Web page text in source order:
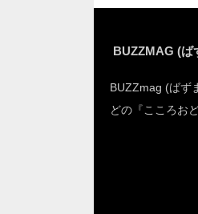
BUZZMAG (
BUZZmag (ばず
どの『こころお